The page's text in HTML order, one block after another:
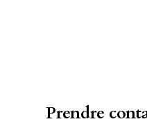
Prendre